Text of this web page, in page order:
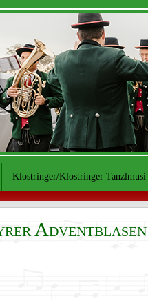
Klostringer/Klostringer Tanzlmusi